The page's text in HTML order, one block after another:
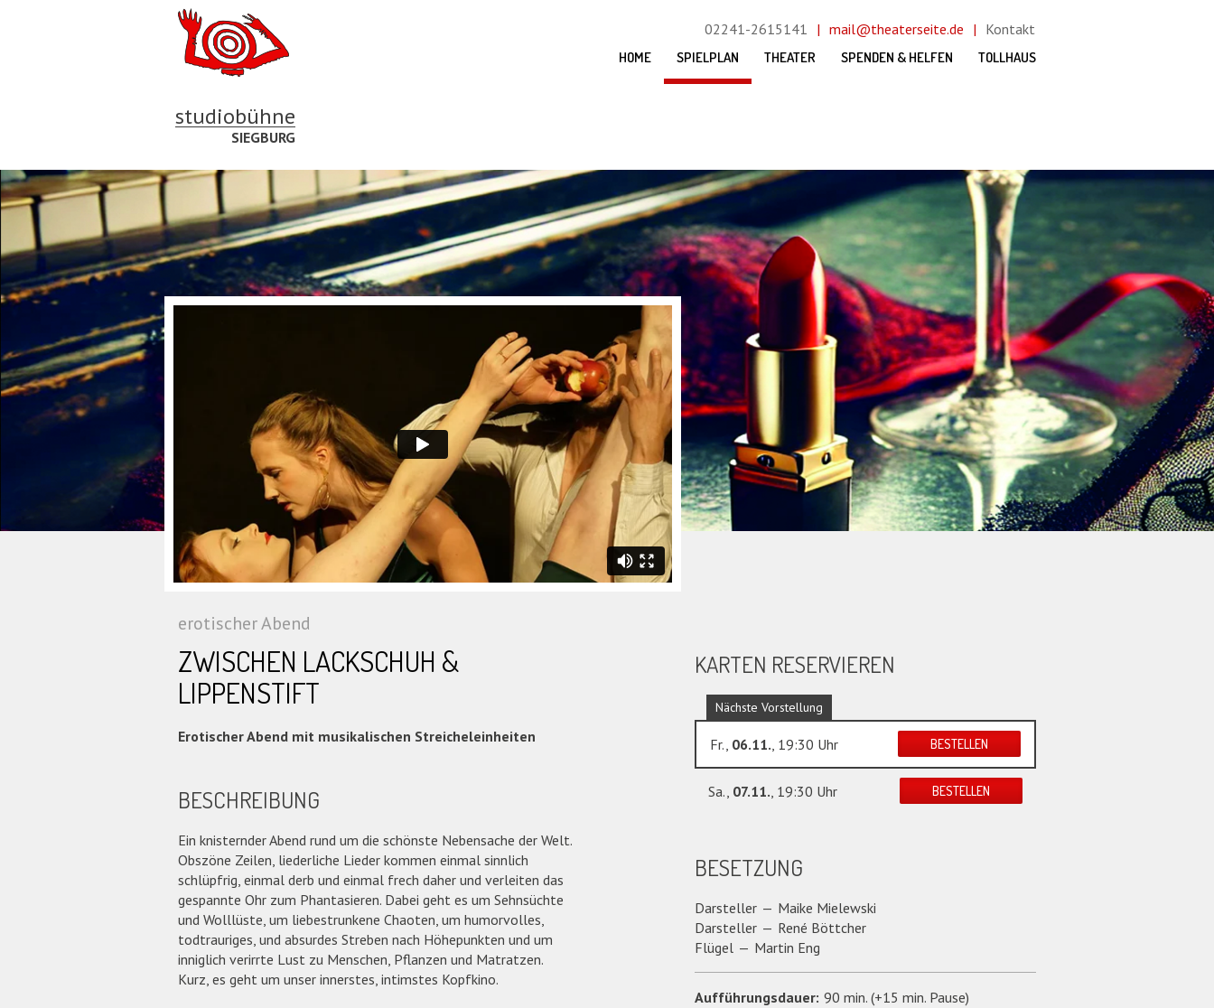
studiobühne
SIEGBURG
02241-2615141 mail@theaterseite.de Kontakt
HOME SPIELPLAN THEATER SPENDEN & HELFEN TOLLHAUS
erotischer Abend
ZWISCHEN LACKSCHUH &
LIPPENSTIFT
Erotischer Abend mit musikalischen Streicheleinheiten
BESCHREIBUNG
Ein knisternder Abend rund um die schönste Nebensache der Welt.
Obszöne Zeilen, liederliche Lieder kommen einmal sinnlich
schlüpfrig, einmal derb und einmal frech daher und verleiten das
gespannte Ohr zum Phantasieren. Dabei geht es um Sehnsüchte
und Wolllüste, um liebestrunkene Chaoten, um humorvolles,
todtrauriges, und absurdes Streben nach Höhepunkten und um
inniglich verirrte Lust zu Menschen, Pflanzen und Matratzen.
Kurz, es geht um unser innerstes, intimstes Kopfkino.
KARTEN RESERVIEREN
Fr., 06.11., 19:30 Uhr BESTELLEN
Sa., 07.11., 19:30 Uhr BESTELLEN
BESETZUNG
Darsteller
Maike Mielewski
Darsteller
René Böttcher
Flügel
Martin Eng
Aufführungsdauer: 90 min. (+15 min. Pause)